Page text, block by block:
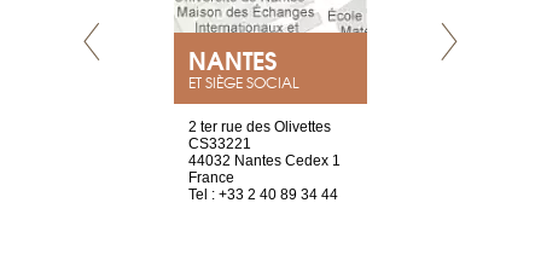
NANTES
ET SIÈGE SOCIAL
2 ter rue des Olivettes
CS33221
44032 Nantes Cedex 1
France
Tel : +33 2 40 89 34 44